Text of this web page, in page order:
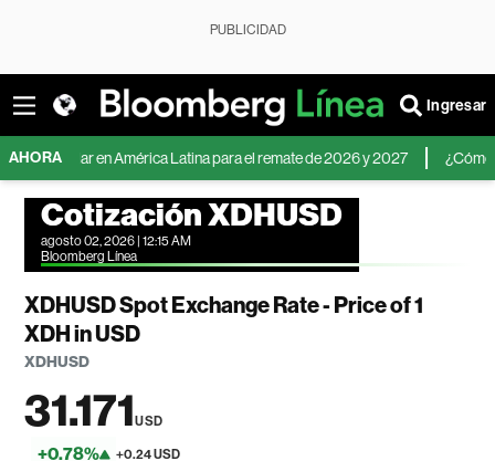
PUBLICIDAD
Ingresar
AHORA
dólar en América Latina para el remate de 2026 y 2027 ¿Cómo invertir
Cotización XDHUSD
agosto 02, 2026 | 12:15 AM
Bloomberg Línea
XDHUSD Spot Exchange Rate - Price of 1
XDH in USD
XDHUSD
31.171USD
+0.78% +0.24 USD